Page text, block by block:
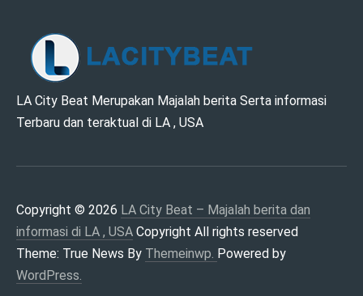
LA CITY BEAT –
DAN INFORMASI DI
LA , USA
LA City Beat Merupakan Majalah berita Serta informasi
Terbaru dan teraktual di LA , USA
Copyright © 2026 LA City Beat – Majalah berita dan
informasi di LA , USA Copyright All rights reserved
Theme: True News By Themeinwp. Powered by
WordPress.